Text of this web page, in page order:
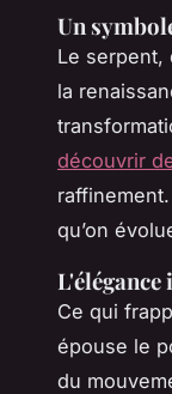
Un
Le serpent,
la
découvrir
qu’on
Ce qui
épouse le
du